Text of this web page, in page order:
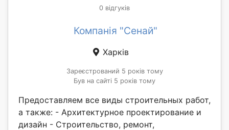
0 відгуків
Компанія "Сенай"
Харків
Зареєстрований 5 років тому
Був на сайті 5 років тому
Предоставляем все виды строительных работ,
а также: - Архитектурное проектирование и
дизайн - Строительство, ремонт,